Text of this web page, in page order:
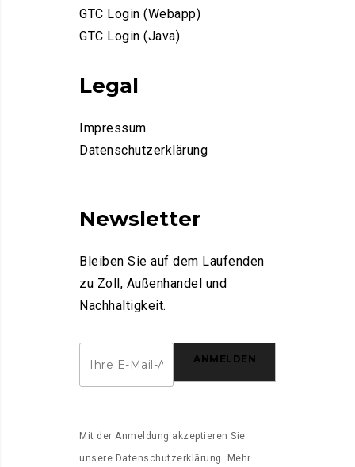
GTC Login (Webapp)
GTC Login (Java)
Legal
Impressum
Datenschutzerklärung
Newsletter
Bleiben Sie auf dem Laufenden
zu Zoll, Außenhandel und
Nachhaltigkeit.
ANMELDEN
Mit der Anmeldung akzeptieren Sie
unsere Datenschutzerklärung . Mehr